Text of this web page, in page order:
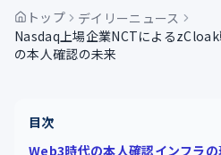
トップ
デイリーニュース
Nasdaq上場企業NCTによる
の本人確認の未来
目次
Web3時代の本人確認インフラ